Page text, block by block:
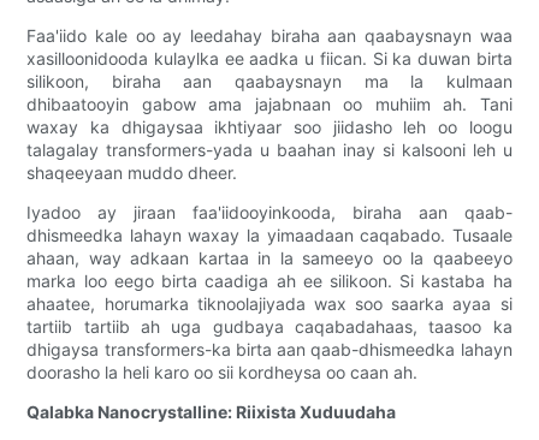
Faa'iido kale oo ay leedahay biraha aan qaabaysnayn waa
xasilloonidooda kulaylka ee aadka u fiican. Si ka duwan birta
silikoon, biraha aan qaabaysnayn ma la kulmaan
dhibaatooyin gabow ama jajabnaan oo muhiim ah. Tani
waxay ka dhigaysaa ikhtiyaar soo jiidasho leh oo loogu
talagalay transformers-yada u baahan inay si kalsooni leh u
shaqeeyaan muddo dheer.
Iyadoo ay jiraan faa'iidooyinkooda, biraha aan qaab-
dhismeedka lahayn waxay la yimaadaan caqabado. Tusaale
ahaan, way adkaan kartaa in la sameeyo oo la qaabeeyo
marka loo eego birta caadiga ah ee silikoon. Si kastaba ha
ahaatee, horumarka tiknoolajiyada wax soo saarka ayaa si
tartiib tartiib ah uga gudbaya caqabadahaas, taasoo ka
dhigaysa transformers-ka birta aan qaab-dhismeedka lahayn
doorasho la heli karo oo sii kordheysa oo caan ah.
Qalabka Nanocrystalline: Riixista Xuduudaha